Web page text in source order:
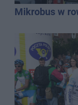
Mikrobus w